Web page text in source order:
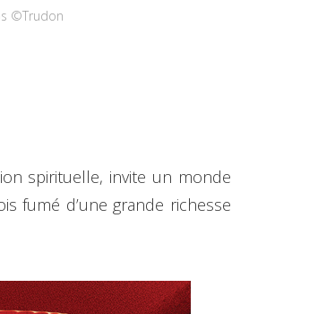
©Trudon
spirituelle, invite un monde
fumé d’une grande richesse